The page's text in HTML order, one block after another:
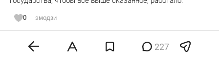
и воспитания...???
0 эмодзи
227